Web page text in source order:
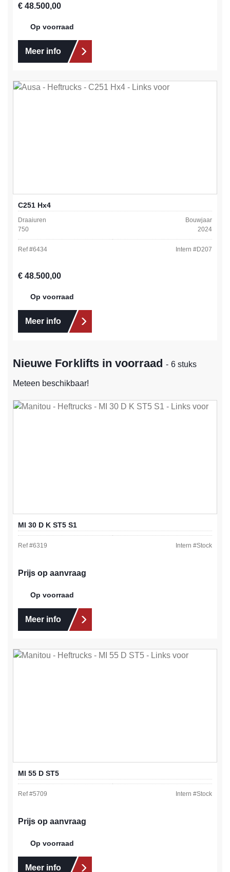
Normale prijs:
€ 48.500,00
Op voorraad
Meer info
C251 Hx4
Draaiuren
750
Bouwjaar
2024
Ref #6434 Intern #D207
Normale prijs:
€ 48.500,00
Op voorraad
Meer info
Nieuwe Forklifts in voorraad- 6 stuks
Meteen beschikbaar!
MI 30 D K ST5 S1
Ref #6319 Intern #Stock
Prijs op aanvraag
Op voorraad
Meer info
MI 55 D ST5
Ref #5709 Intern #Stock
Prijs op aanvraag
Op voorraad
Meer info